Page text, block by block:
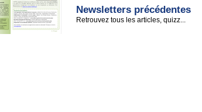
Newsletters précédentes
Retrouvez tous les articles, quizz...